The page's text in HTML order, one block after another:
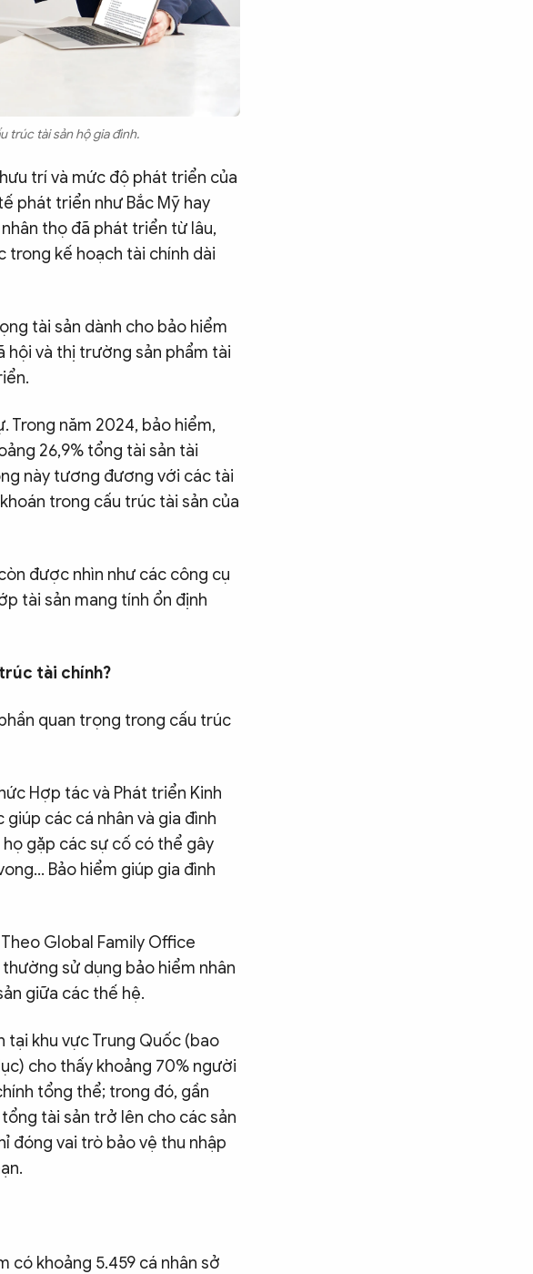
trúc tài sản hộ gia đình.
trí và mức độ phát triển của
phát triển như Bắc Mỹ hay
thọ đã phát triển từ lâu,
trong kế hoạch tài chính dài
tài sản dành cho bảo hiểm
hội và thị trường sản phẩm tài
Trong năm 2024, bảo hiểm,
26,9% tổng tài sản tài
này tương đương với các tài
trong cấu trúc tài sản của
được nhìn như các công cụ
tài sản mang tính ổn định
tài chính?
quan trọng trong cấu trúc
Hợp tác và Phát triển Kinh
các cá nhân và gia đình
gặp các sự cố có thể gây
Bảo hiểm giúp gia đình
Global Family Office
sử dụng bảo hiểm nhân
giữa các thế hệ.
tại khu vực Trung Quốc (bao
cho thấy khoảng 70% người
tổng thể; trong đó, gần
tài sản trở lên cho các sản
đóng vai trò bảo vệ thu nhập
có khoảng 5.459 cá nhân sở